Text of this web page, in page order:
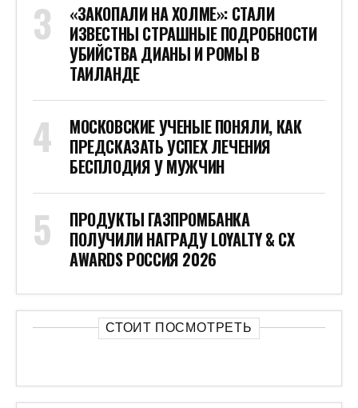
«ЗАКОПАЛИ НА ХОЛМЕ»: СТАЛИ
ИЗВЕСТНЫ СТРАШНЫЕ ПОДРОБНОСТИ
УБИЙСТВА ДИАНЫ И РОМЫ В
ТАИЛАНДЕ
МОСКОВСКИЕ УЧЕНЫЕ ПОНЯЛИ, КАК
ПРЕДСКАЗАТЬ УСПЕХ ЛЕЧЕНИЯ
БЕСПЛОДИЯ У МУЖЧИН
ПРОДУКТЫ ГАЗПРОМБАНКА
ПОЛУЧИЛИ НАГРАДУ LOYALTY & CX
AWARDS РОССИЯ 2026
СТОИТ ПОСМОТРЕТЬ